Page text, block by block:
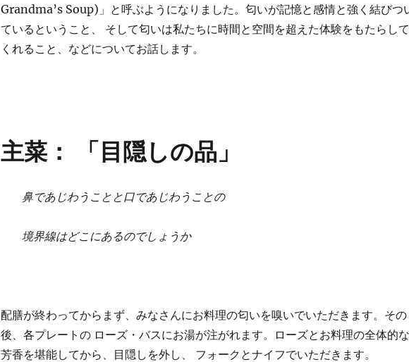
Grandma’s Soup)」と呼ぶようになりました。匂いが記憶と感情と強く結びつ
ているということ、 そして匂いは私たちに時間と空間を超えた体験をもたらして
くれること、などについてお話します。
主菜： 「目隠しの品」
鼻であじわうことと口であじわうことの
境界線はどこにあるのでしょうか
配膳が終わってからまず、みなさんにお料理の匂いを嗅いでいただきます。その
後、各プレートの ローズ・バスにお湯が注がれます。ローズとお料理の全体的な
芳香を堪能してから、目隠しを外し、 フォークとナイフでいただきます。